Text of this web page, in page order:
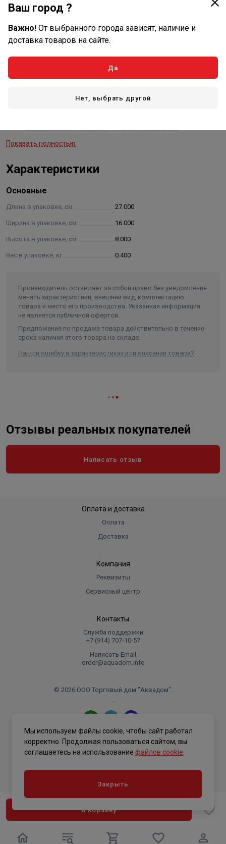
В корзину
Преимущества и особенности изделия:
стабилизация напряжения цепей управления от
95В до 277В;
управление до 9-ти ступеней мощности;
PID регулирование мощности;
датчик давления;
управление клапаном приоритета бойлера ГВС;
возможность подключения комнатного
термостата и управления по «сухому контакту» или
встроенная цифровая шина OpenTherm.
Контроллер представляет собой устройство,
электрических котлов за счет управления и контроля:
девятью ступенями мощности;
температуры теплоносителя в котле;
давления в системе;
наличия необходимого рабочего давления в
системе отопления.
нагревательных элементов (ТЭН);
переключающего трехходового клапана бойлера
Показать полностью
Характеристики
Основные
Длина в упаковке, см. 27.000
Ширина в упаковке, см. 16.000
Высота в упаковке, см. 8.000
Вес в упаковке, кг 0.400
Производитель оставляет за собой право без уведомления
менять характеристики, внешний вид, комплектацию
товара и место его производства. Указанная информация
не является публичной офертой.
Предложение по продаже товара действительно в течение
срока наличия этого товара на складе.
Нашли ошибку в характеристиках или описании товара?
Отзывы реальных покупателей
Написать отзыв
Оплата и доставка
Оплата
Доставка
Компания
Реквизиты
Сервисный центр
Контакты
Служба поддержки
+7 (914) 707‑10‑57
Написать Email
order@aquadom.info
© 2026 ООО Торговый дом "Аквадом".
.
Политика конфиденциальности
Ваш город ?
Важно! От выбранного города зависят, наличие и
доставка товаров на сайте.
Да
Нет, выбрать другой
Мы используем файлы cookie, чтобы сайт работал
корректно. Продолжая пользоваться сайтом, вы
соглашаетесь на использование файлов cookie
Закрыть